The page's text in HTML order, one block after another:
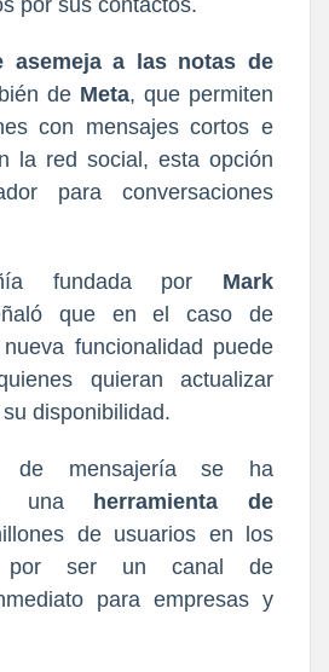
asemeja a las notas de
de Meta, que permiten
con mensajes cortos e
la red social, esta opción
para conversaciones
fundada por
Mark
que en el caso de
funcionalidad puede
quieran actualizar
disponibilidad.
de mensajería se ha
una
herramienta de
de usuarios en los
por ser un canal de
para empresas y